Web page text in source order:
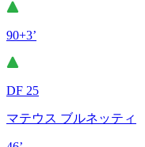
90+3’
DF 25
マテウス ブルネッティ